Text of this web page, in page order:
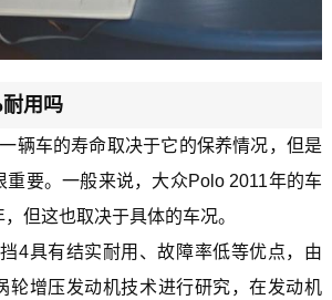
耐用吗
辆车的寿命取决于它的保养情况，但是
重要。一般来说，大众Polo 2011年的车
但这也取决于具体的车况。
4具有结实耐用、故障率低等优点，由
轮增压发动机技术进行研究，在发动机